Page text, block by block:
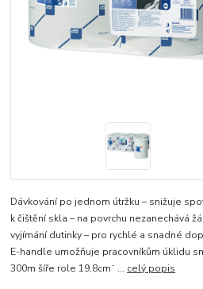
Dávkování po jednom útržku – snižuje
k čištění skla – na povrchu nezanechává
vyjímání dutinky – pro rychlé a snadné
E-handle umožňuje pracovníkům úklidu
300m šíře role 19,8cm¨ ... celý popis